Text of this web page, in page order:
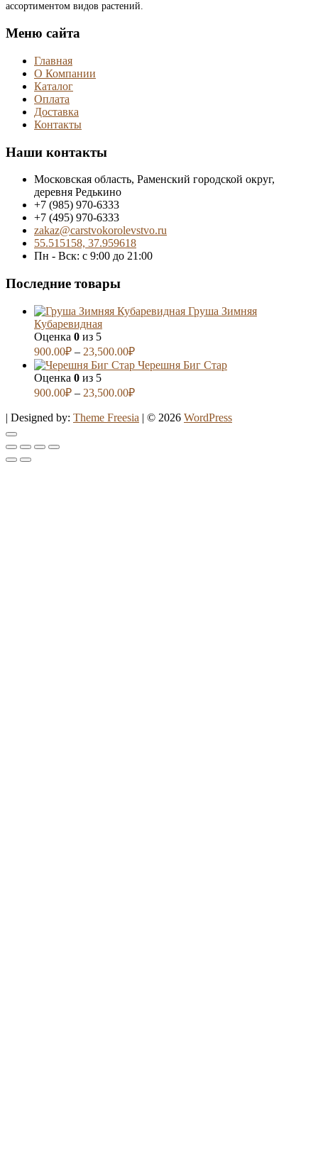
ассортиментом видов растений.
Меню сайта
Главная
О Компании
Каталог
Оплата
Доставка
Контакты
Наши контакты
Московская область, Раменский городской округ,
деревня Редькино
+7 (985) 970-6333
+7 (495) 970-6333
zakaz@carstvokorolevstvo.ru
55.515158, 37.959618
Пн - Вск: с 9:00 до 21:00
Последние товары
Груша Зимняя
Кубаревидная
Оценка 0 из 5
900.00₽ – 23,500.00₽
Черешня Биг Стар
Оценка 0 из 5
900.00₽ – 23,500.00₽
| Designed by: Theme Freesia | © 2026 WordPress
Go
to
top